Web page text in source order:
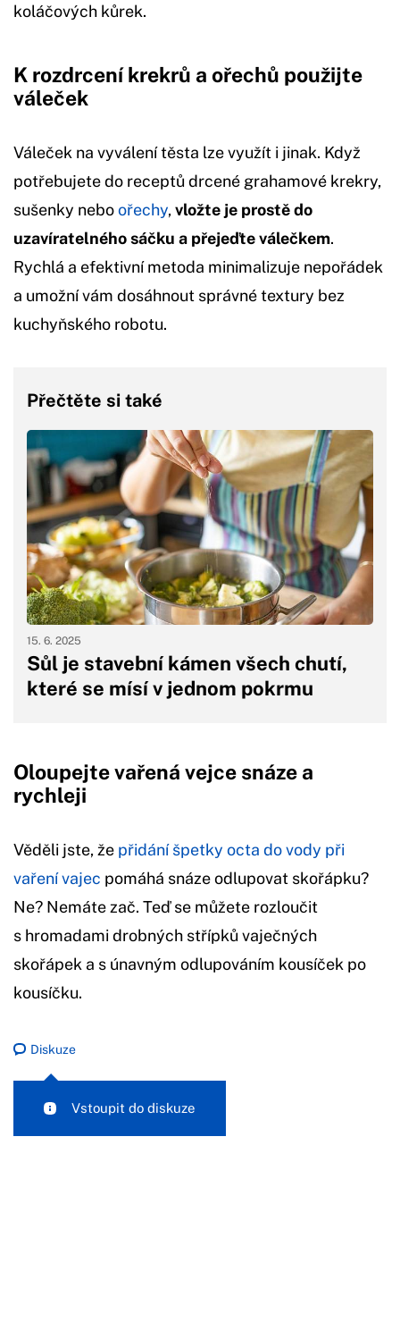
koláčových kůrek.
K rozdrcení krekrů a ořechů použijte
váleček
Váleček na vyválení těsta lze využít i jinak. Když
potřebujete do receptů drcené grahamové krekry,
sušenky neboořechy,vložte je prostě do
uzavíratelného sáčku a přejeďte válečkem.
Rychlá a efektivní metoda minimalizuje nepořádek
a umožní vám dosáhnout správné textury bez
kuchyňského robotu.
Přečtěte si také
Sůl je stavební kámen všech chutí,
které se mísí v jednom pokrmu
15. 6. 2025
Oloupejte vařená vejce snáze a
rychleji
Věděli jste, že přidání špetky octa do vody při
vaření vajec pomáhá snáze odlupovat skořápku?
Ne? Nemáte zač. Teď se můžete rozloučit
s hromadami drobných střípků vaječných
skořápek a s únavným odlupováním kousíček po
kousíčku.
Diskuze
Vstoupit do diskuze